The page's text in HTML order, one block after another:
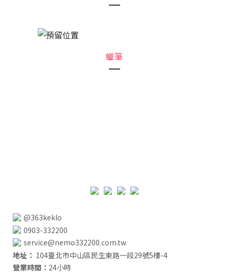
蠟筆
@363keklo
0903-332200
service@nemo332200.com.tw
地址： 104臺北市中山區民生東路一段29號5樓-4
營業時間： 24小時